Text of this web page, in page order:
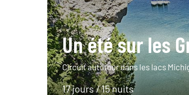
Un été sur les
Circuit autotour dans les lacs
17 jours / 15 nuits